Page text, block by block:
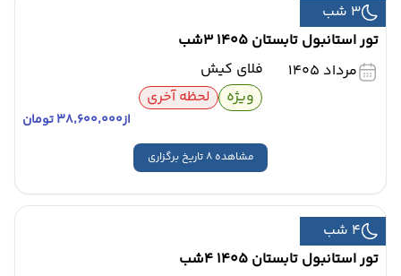
3 شب
تور استانبول تابستان 1405 3شب
مرداد 1405
فلای کیش
ویژه
لحظه آخری
۳۸٬۶۰۰٬۰۰۰ تومان
مشاهده 8 تاریخ برگزاری
4 شب
تور استانبول تابستان 1405 4شب